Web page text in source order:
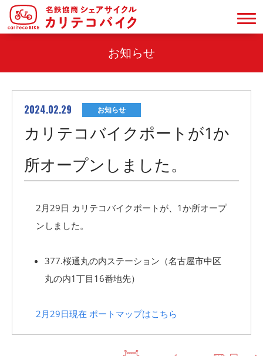
お知らせ
2024.02.29 お知らせ
カリテコバイクポートが1か
所オープンしました。
2月29日 カリテコバイクポートが、1か所オープ
ンしました。
377.桜通丸の内ステーション（名古屋市中区
丸の内1丁目16番地先）
2月29日現在 ポートマップはこちら